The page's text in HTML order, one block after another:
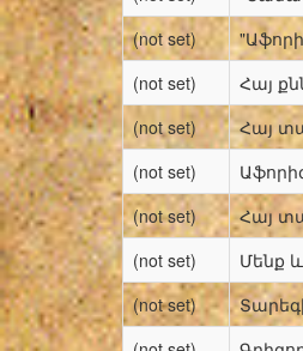
(not set)
(not set)
Հայ
(not set)
Հայ
(not set)
(not set)
Հայ
(not set)
Մենք
(not set)